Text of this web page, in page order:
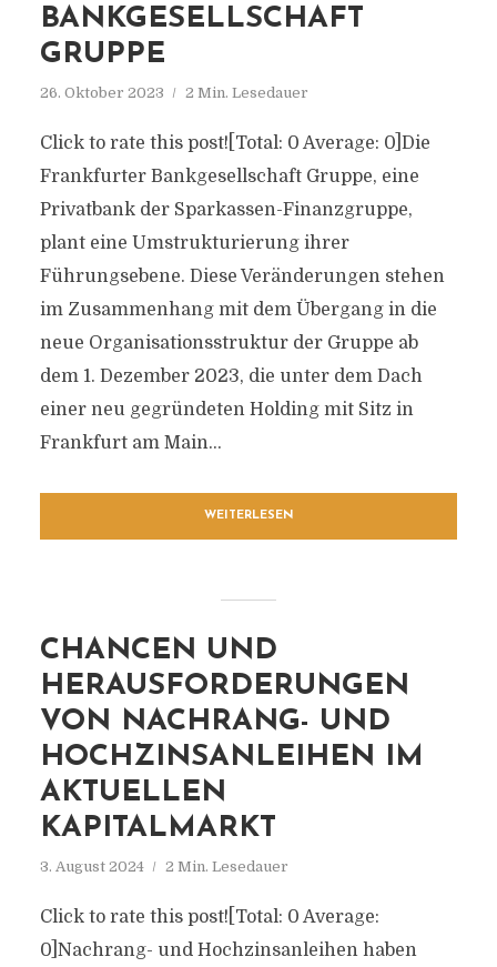
BANKGESELLSCHAFT
GRUPPE
26. Oktober 2023 2 Min. Lesedauer
Click to rate this post![Total: 0 Average: 0]Die
Frankfurter Bankgesellschaft Gruppe, eine
Privatbank der Sparkassen-Finanzgruppe,
plant eine Umstrukturierung ihrer
Führungsebene. Diese Veränderungen stehen
im Zusammenhang mit dem Übergang in die
neue Organisationsstruktur der Gruppe ab
dem 1. Dezember 2023, die unter dem Dach
einer neu gegründeten Holding mit Sitz in
Frankfurt am Main...
WEITERLESEN
CHANCEN UND
HERAUSFORDERUNGEN
VON NACHRANG- UND
HOCHZINSANLEIHEN IM
AKTUELLEN
KAPITALMARKT
3. August 2024 2 Min. Lesedauer
Click to rate this post![Total: 0 Average:
0]Nachrang- und Hochzinsanleihen haben